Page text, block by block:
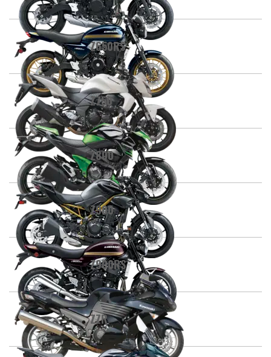
Z650RS
Z750
Z800
Z900
Z900RS
ZZR